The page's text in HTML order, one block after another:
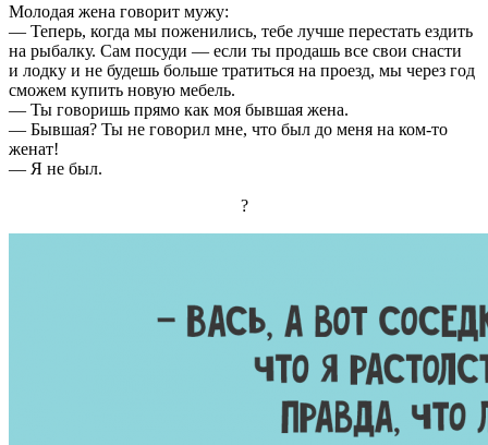
Молодая жена говорит мужу:
— Теперь, когда мы поженились, тебе лучше перестать ездить
на рыбалку. Сам посуди — если ты продашь все свои снасти
и лодку и не будешь больше тратиться на проезд, мы через год
сможем купить новую мебель.
— Ты говоришь прямо как моя бывшая жена.
— Бывшая? Ты не говорил мне, что был до меня на ком-то
женат!
— Я не был.
?